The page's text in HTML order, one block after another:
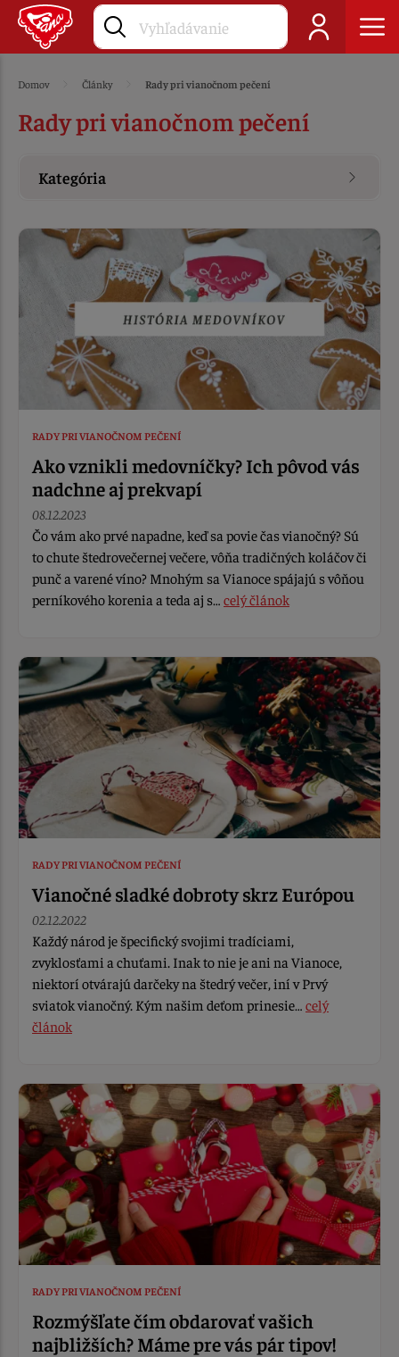
Domov Články Rady pri vianočnom pečení
Rady pri vianočnom pečení
Kategória
RADY PRI VIANOČNOM PEČENÍ
Ako vznikli medovníčky? Ich pôvod vás
nadchne aj prekvapí
08.12.2023
Čo vám ako prvé napadne, keď sa povie čas vianočný? Sú
to chute štedrovečernej večere, vôňa tradičných koláčov či
punč a varené víno? Mnohým sa Vianoce spájajú s vôňou
perníkového korenia a teda aj s… celý článok
RADY PRI VIANOČNOM PEČENÍ
Vianočné sladké dobroty skrz Európou
02.12.2022
Každý národ je špecifický svojimi tradíciami,
zvyklosťami a chuťami. Inak to nie je ani na Vianoce,
niektorí otvárajú darčeky na štedrý večer, iní v Prvý
sviatok vianočný. Kým našim deťom prinesie… celý
článok
RADY PRI VIANOČNOM PEČENÍ
Rozmýšľate čím obdarovať vašich
najbližších? Máme pre vás pár tipov!